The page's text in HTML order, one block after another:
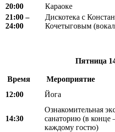
20:00 Караоке
21:00 –
24:00
Дискотека с
Кочетыговым
Пятница
Время Мероприятие
12:00
Йога
14:30
Ознакомительная
санаторию (в конце
каждому гостю)